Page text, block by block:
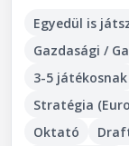
Egyedül is
Gazdasági /
3-5 játékosnak
Stratégia
Oktató